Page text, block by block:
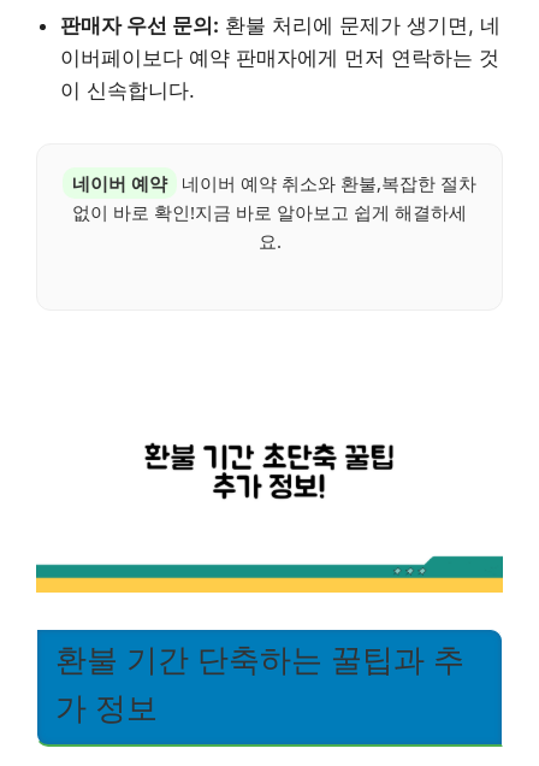
판매자 우선 문의: 환불 처리에 문제가 생기면, 네
이버페이보다 예약 판매자에게 먼저 연락하는 것
이 신속합니다.
네이버 예약
네이버 예약 취소와 환불,복잡한 절차
없이 바로 확인!지금 바로 알아보고 쉽게 해결하세
요.
환불 기간 단축하는 꿀팁과 추
가 정보